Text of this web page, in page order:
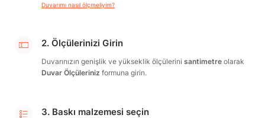
Duvarımı nasıl ölçmeliyim?
2. Ölçülerinizi Girin
Duvarınızın genişlik ve yükseklik ölçülerini santimetre olarak
Duvar Ölçüleriniz formuna girin.
3. Baskı malzemesi seçin